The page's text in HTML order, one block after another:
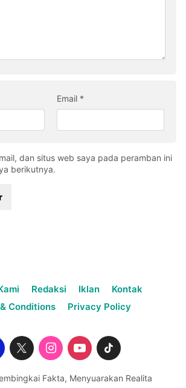
Email *
dan situs web saya pada peramban ini
berikutnya.
Redaksi Iklan
Kontak
Conditions
Privacy Policy
Fakta, Menyuarakan Realita